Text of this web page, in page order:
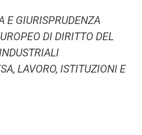
E GIURISPRUDENZA
DI DIRITTO DEL
LAVORO, ISTITUZIONI E